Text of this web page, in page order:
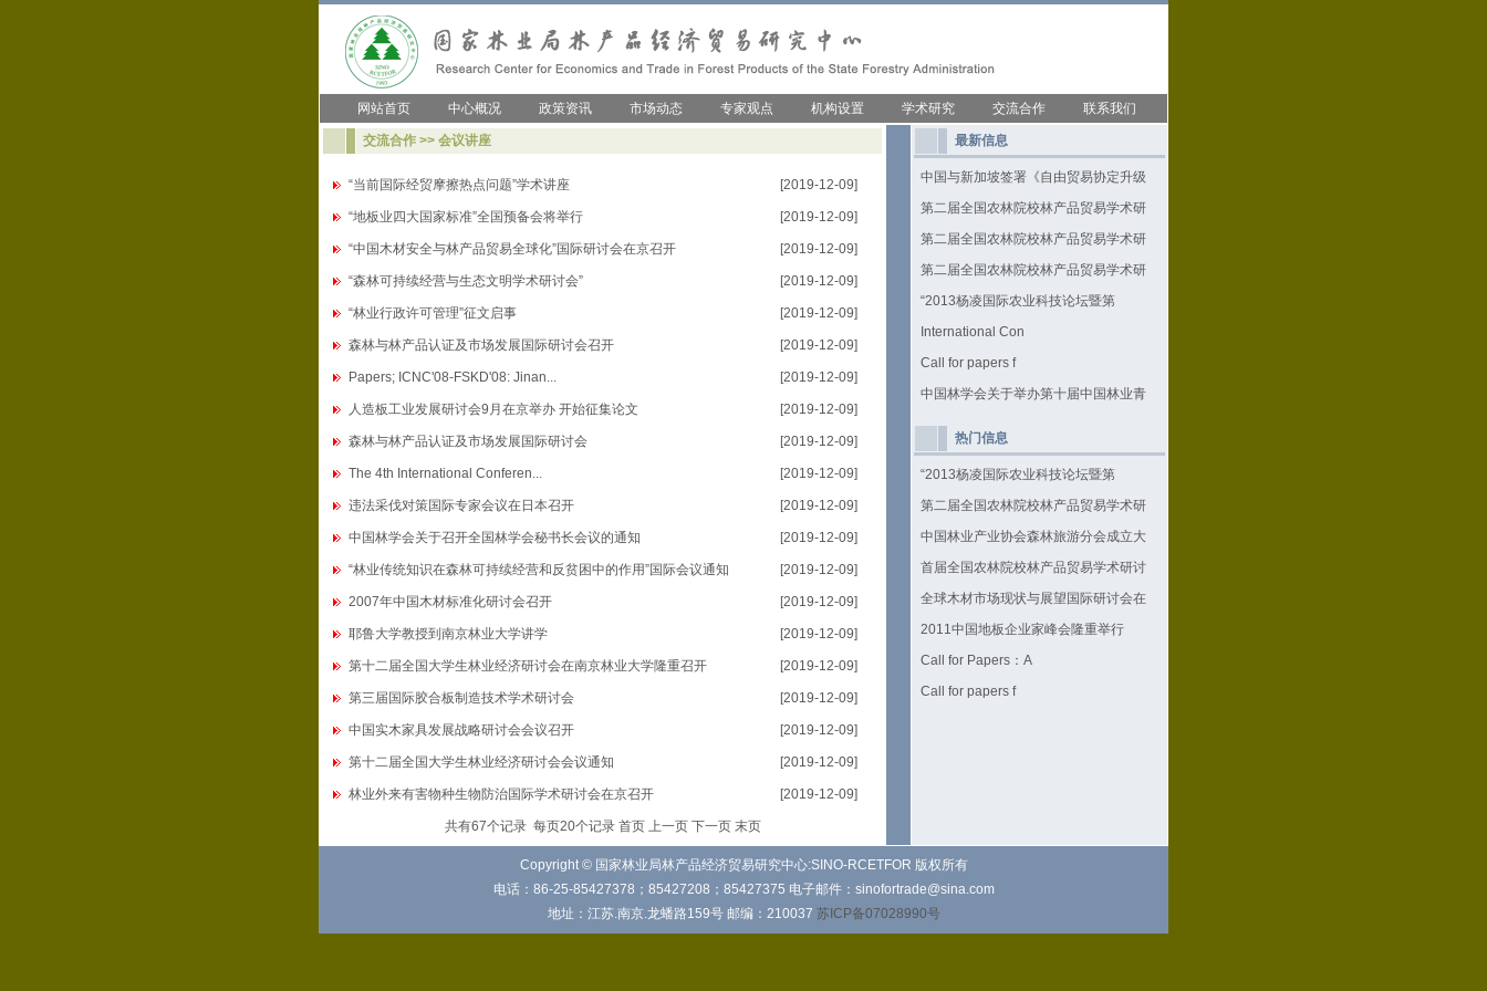
网站首页 中心概况 政策资讯 市场动态 专家观点 机构设置 学术研究 交流合作 联系我们
交流合作 >> 会议讲座
“当前国际经贸摩擦热点问题”学术讲座 [2019-12-09]
“地板业四大国家标准”全国预备会将举行 [2019-12-09]
“中国木材安全与林产品贸易全球化”国际研讨会在京召开 [2019-12-09]
“森林可持续经营与生态文明学术研讨会” [2019-12-09]
“林业行政许可管理”征文启事 [2019-12-09]
森林与林产品认证及市场发展国际研讨会召开 [2019-12-09]
Papers; ICNC'08-FSKD'08: Jinan... [2019-12-09]
人造板工业发展研讨会9月在京举办 开始征集论文 [2019-12-09]
森林与林产品认证及市场发展国际研讨会 [2019-12-09]
The 4th International Conferen... [2019-12-09]
违法采伐对策国际专家会议在日本召开 [2019-12-09]
中国林学会关于召开全国林学会秘书长会议的通知 [2019-12-09]
“林业传统知识在森林可持续经营和反贫困中的作用”国际会议通知 [2019-12-09]
2007年中国木材标准化研讨会召开 [2019-12-09]
耶鲁大学教授到南京林业大学讲学 [2019-12-09]
第十二届全国大学生林业经济研讨会在南京林业大学隆重召开 [2019-12-09]
第三届国际胶合板制造技术学术研讨会 [2019-12-09]
中国实木家具发展战略研讨会会议召开 [2019-12-09]
第十二届全国大学生林业经济研讨会会议通知 [2019-12-09]
林业外来有害物种生物防治国际学术研讨会在京召开 [2019-12-09]
共有67个记录 每页20个记录 首页 上一页 下一页 末页
最新信息
中国与新加坡签署《自由贸易协定升级
第二届全国农林院校林产品贸易学术研
第二届全国农林院校林产品贸易学术研
第二届全国农林院校林产品贸易学术研
“2013杨凌国际农业科技论坛暨第
International Con
Call for papers f
中国林学会关于举办第十届中国林业青
热门信息
“2013杨凌国际农业科技论坛暨第
第二届全国农林院校林产品贸易学术研
中国林业产业协会森林旅游分会成立大
首届全国农林院校林产品贸易学术研讨
全球木材市场现状与展望国际研讨会在
2011中国地板企业家峰会隆重举行
Call for Papers：A
Call for papers f
Copyright © 国家林业局林产品经济贸易研究中心:SINO-RCETFOR 版权所有
电话：86-25-85427378；85427208；85427375 电子邮件：sinofortrade@sina.com
地址：江苏.南京.龙蟠路159号 邮编：210037 苏ICP备07028990号